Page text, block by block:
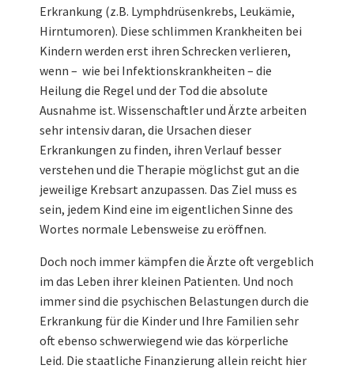
Erkrankung (z.B. Lymphdrüsenkrebs, Leukämie,
Hirntumoren). Diese schlimmen Krankheiten bei
Kindern werden erst ihren Schrecken verlieren,
wenn – wie bei Infektionskrankheiten – die
Heilung die Regel und der Tod die absolute
Ausnahme ist. Wissenschaftler und Ärzte arbeiten
sehr intensiv daran, die Ursachen dieser
Erkrankungen zu finden, ihren Verlauf besser
verstehen und die Therapie möglichst gut an die
jeweilige Krebsart anzupassen. Das Ziel muss es
sein, jedem Kind eine im eigentlichen Sinne des
Wortes normale Lebensweise zu eröffnen.
Doch noch immer kämpfen die Ärzte oft vergeblich
im das Leben ihrer kleinen Patienten. Und noch
immer sind die psychischen Belastungen durch die
Erkrankung für die Kinder und Ihre Familien sehr
oft ebenso schwerwiegend wie das körperliche
Leid. Die staatliche Finanzierung allein reicht hier